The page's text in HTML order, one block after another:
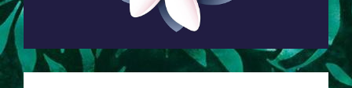
Aanmelden als gastdocent
Documentatie
Boeken
Over ons